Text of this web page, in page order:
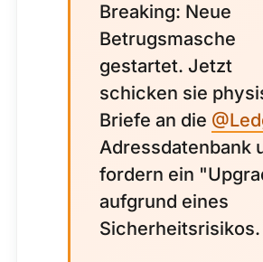
Breaking: Neue
Betrugsmasche
gestartet. Jetzt
schicken sie
Briefe an die
Adressdatenbank
fordern ein
aufgrund eines
Sicherheitsrisikos.